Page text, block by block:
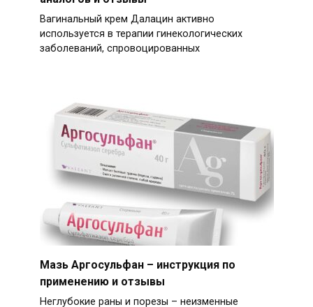
Вагинальный крем Далацин активно
используется в терапии гинекологических
заболеваний, спровоцированных
Мазь Аргосульфан – инструкция по
применению и отзывы
Неглубокие раны и порезы – неизменные